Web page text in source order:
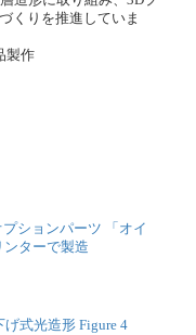
くりを推進していま
製作
ションパーツ 「オイ
ンターで製造
げ式光造形 Figure 4